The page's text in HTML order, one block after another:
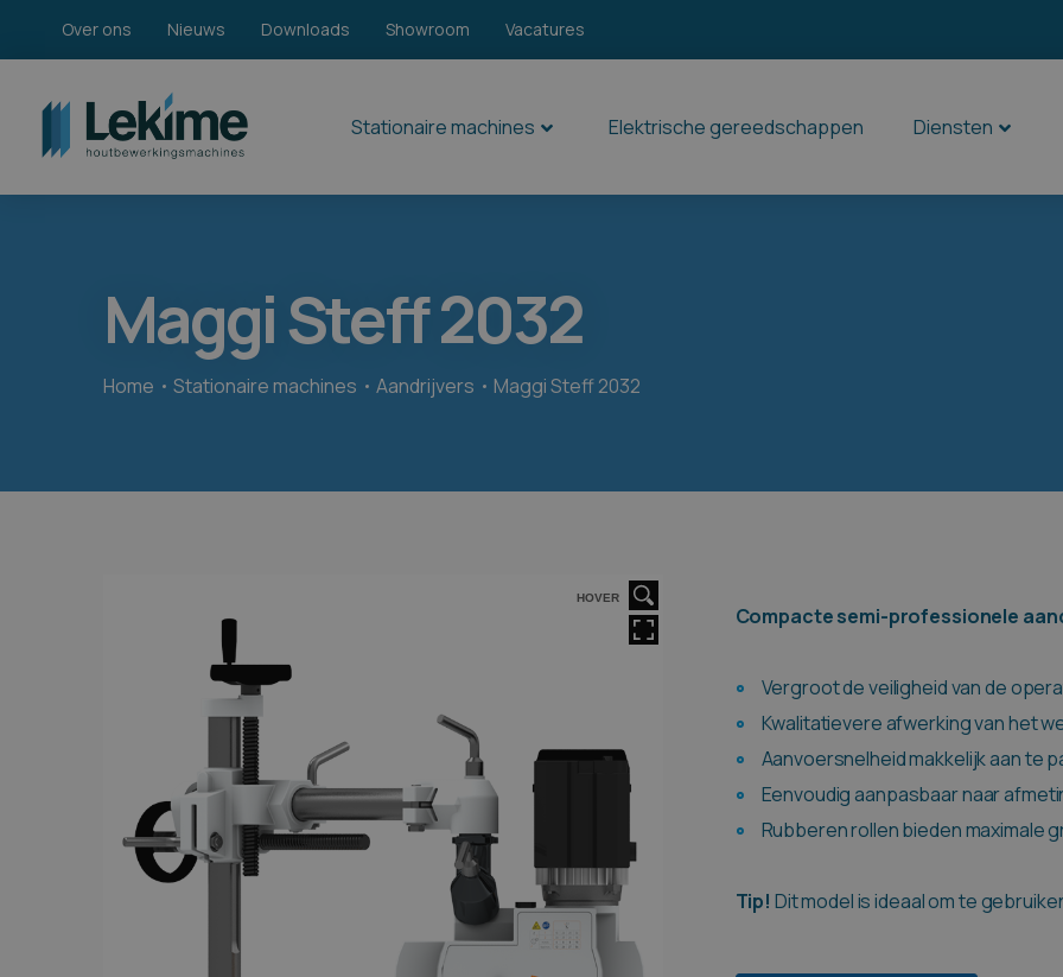
Over ons Nieuws Downloads Showroom Vacatures
Stationaire machines Elektrische gereedschappen Diensten
Maggi Steff 2032
Home Stationaire machines Aandrijvers Maggi Steff 2032
HOVER
Compacte semi-professionele
Vergroot de veiligheid van de
Kwalitatievere afwerking van het
Aanvoersnelheid makkelijk aan te
Eenvoudig aanpasbaar naar
Rubberen rollen bieden maximale
Tip! Dit model is ideaal om te